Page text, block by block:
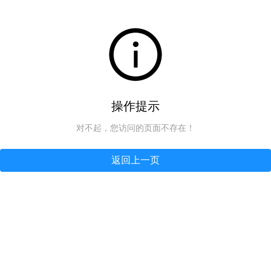
操作提示
对不起，您访问的页面不存在！
返回上一页